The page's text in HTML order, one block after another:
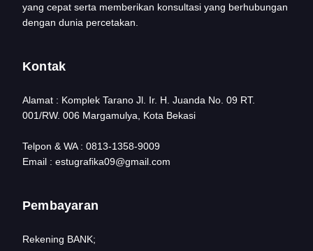
yang cepat serta memberikan konsultasi yang berhubungan
dengan dunia percetakan.
Kontak
Alamat : Komplek Tarano Jl. Ir. H. Juanda No. 09 RT.
001/RW. 006 Margamulya, Kota Bekasi
Telpon & WA : 0813-1358-9009
Email : estugrafika09@gmail.com
Pembayaran
Rekening BANK;